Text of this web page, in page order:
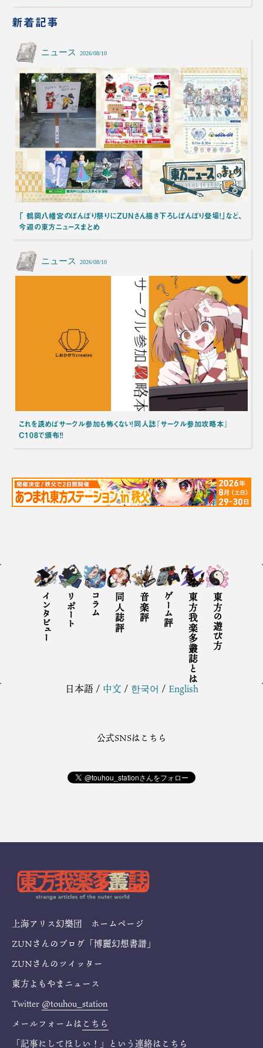
新着記事
ニュース 2026/08/10
「 鶴岡八幡宮のぼんぼり祭りにZUNさん描き下ろしぼんぼり登場！」など、
今週の東方ニュースまとめ
ニュース 2026/08/10
これを読めばサークル参加も怖くない！同人誌『サークル参加攻略本』
C108で頒布！！
インタビュー リポート コラム 同人誌評 音楽評 ゲーム評 東方我楽多叢誌とは 東方の遊び方
日本語/ 中文 / 한국어 / English
公式SNSはこちら
上海アリス幻樂団 ホームページ
ZUNさんのブログ「博麗幻想書譜」
ZUNさんのツイッター
東方よもやまニュース
Twitter @touhou_station
メールフォームは こちら
「記事にしてほしい！」という連絡は こちら